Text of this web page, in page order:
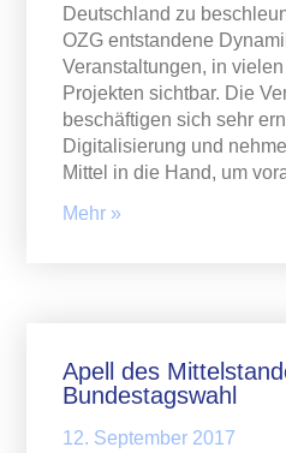
Deutschland zu
OZG entstandene
Veranstaltungen, in
Projekten sichtbar. Die
beschäftigen sich sehr
Digitalisierung und
Mittel in die Hand, um
Mehr »
Apell des
Bundestagswahl
12. September 2017